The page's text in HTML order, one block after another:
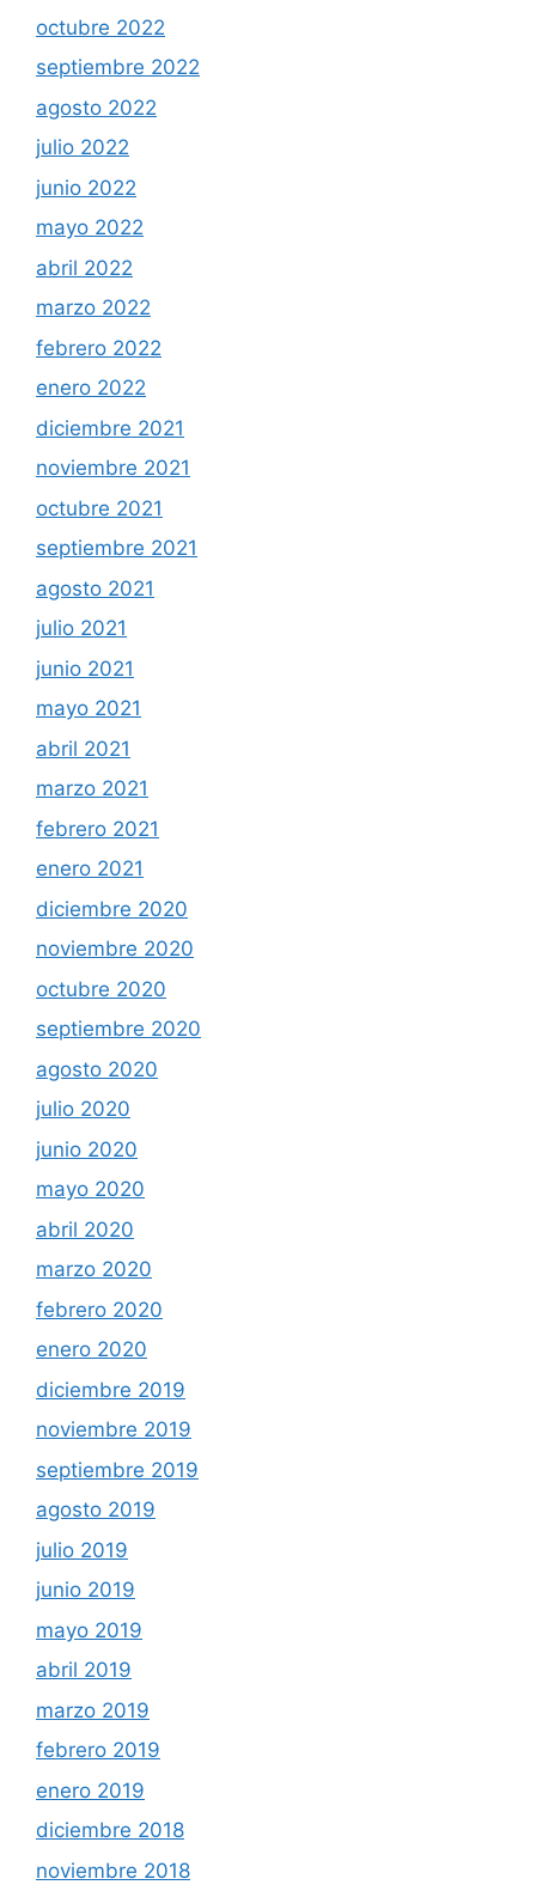
octubre 2022
septiembre 2022
agosto 2022
julio 2022
junio 2022
mayo 2022
abril 2022
marzo 2022
febrero 2022
enero 2022
diciembre 2021
noviembre 2021
octubre 2021
septiembre 2021
agosto 2021
julio 2021
junio 2021
mayo 2021
abril 2021
marzo 2021
febrero 2021
enero 2021
diciembre 2020
noviembre 2020
octubre 2020
septiembre 2020
agosto 2020
julio 2020
junio 2020
mayo 2020
abril 2020
marzo 2020
febrero 2020
enero 2020
diciembre 2019
noviembre 2019
septiembre 2019
agosto 2019
julio 2019
junio 2019
mayo 2019
abril 2019
marzo 2019
febrero 2019
enero 2019
diciembre 2018
noviembre 2018